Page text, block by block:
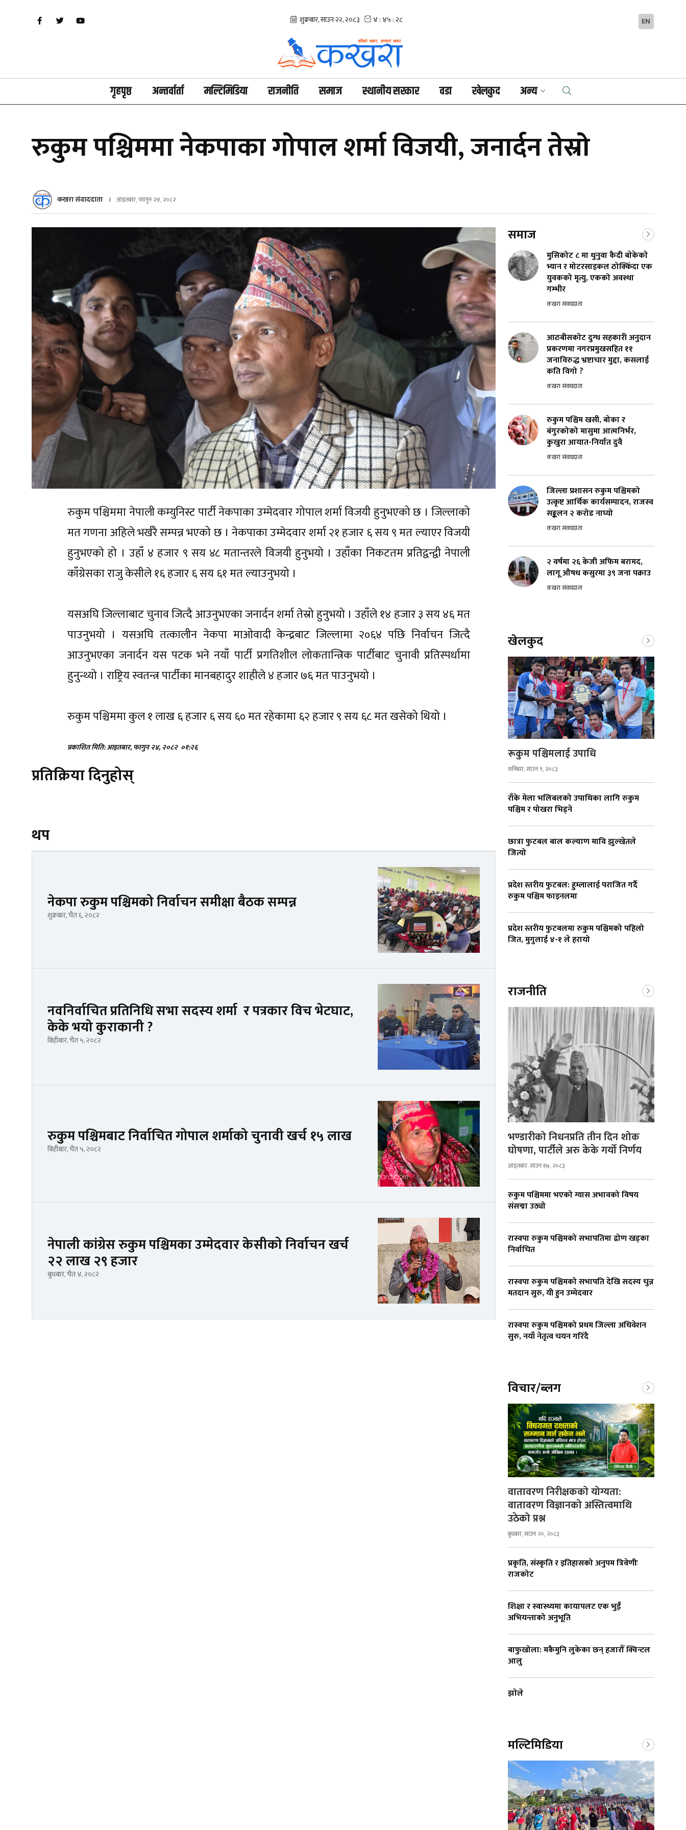
EN
गृहपृष्ठ अन्तर्वार्ता मल्टिमिडिया राजनीति समाज स्थानीय सरकार वडा खेलकुद अन्य
रुकुम पश्चिममा नेकपाका गोपाल शर्मा विजयी, जनार्दन तेस्रो
कखरा संवाददाता आइतबार, फागुन २४, २०८२
रुकुम पश्चिममा नेपाली कम्युनिस्ट पार्टी नेकपाका उम्मेदवार गोपाल शर्मा विजयी हुनुभएको छ । जिल्लाको
मत गणना अहिले भर्खरै सम्पन्न भएको छ । नेकपाका उम्मेदवार शर्मा २१ हजार ६ सय ९ मत ल्याएर विजयी
हुनुभएको हो । उहाँ ४ हजार ९ सय ४८ मतान्तरले विजयी हुनुभयो । उहाँका निकटतम प्रतिद्वन्द्वी नेपाली
काँग्रेसका राजु केसीले १६ हजार ६ सय ६१ मत ल्याउनुभयो ।
यसअघि जिल्लाबाट चुनाव जित्दै आउनुभएका जनार्दन शर्मा तेस्रो हुनुभयो । उहाँले १४ हजार ३ सय ४६ मत
पाउनुभयो । यसअघि तत्कालीन नेकपा माओवादी केन्द्रबाट जिल्लामा २०६४ पछि निर्वाचन जित्दै
आउनुभएका जनार्दन यस पटक भने नयाँ पार्टी प्रगतिशील लोकतान्त्रिक पार्टीबाट चुनावी प्रतिस्पर्धामा
हुनुन्थ्यो । राष्ट्रिय स्वतन्त्र पार्टीका मानबहादुर शाहीले ४ हजार ७६ मत पाउनुभयो ।
रुकुम पश्चिममा कुल १ लाख ६ हजार ६ सय ६० मत रहेकामा ६२ हजार ९ सय ६८ मत खसेको थियो ।
प्रकाशित मिति: आइतबार, फागुन २४, २०८२ ०१:२६
प्रतिक्रिया दिनुहोस्
थप
नेकपा रुकुम पश्चिमको निर्वाचन समीक्षा बैठक सम्पन्न
शुक्रबार, चैत ६, २०८२
नवनिर्वाचित प्रतिनिधि सभा सदस्य शर्मा र पत्रकार विच भेटघाट,
केके भयो कुराकानी ?
बिहीबार, चैत ५, २०८२
रुकुम पश्चिमबाट निर्वाचित गोपाल शर्माको चुनावी खर्च १५ लाख
बिहीबार, चैत ५, २०८२
नेपाली कांग्रेस रुकुम पश्चिमका उम्मेदवार केसीको निर्वाचन खर्च
२२ लाख २९ हजार
बुधबार, चैत ४, २०८२
समाज
मुसिकोट ८ मा थुनुवा कैदी बाेकेकाे
भ्यान र मोटरसाइकल ठोक्किँदा एक
युवकको मृत्यु, एकको अवस्था
गम्भीर
कखरा संवाददाता
आठबीसकोट दुग्ध सहकारी अनुदान
प्रकरणमा नगरप्रमुखसहित ११
जनाविरुद्ध भ्रष्टाचार मुद्दा, कसलाई
कति विगो ?
कखरा संवाददाता
रुकुम पश्चिम खसी, बोका र
बंगुरकोको मासुमा आत्मनिर्भर,
कुखुरा आयात-निर्यात दुवै
कखरा संवाददाता
जिल्ला प्रशासन रुकुम पश्चिमको
उत्कृष्ट आर्थिक कार्यसम्पादन, राजस्व
सङ्कलन २ करोड नाघ्यो
कखरा संवाददाता
२ वर्षमा २६ केजी अफिम बरामद,
लागू औषध कसुरमा ३९ जना पक्राउ
कखरा संवाददाता
खेलकुद
रूकुम पश्चिमलाई उपाधि
शनिबार, साउन ९, २०८३
राँके मेला भलिबलको उपाधिका लागि रुकुम
पश्चिम र पोखरा भिड्ने
छात्रा फुटबल बाल कल्याण मावि झुल्खेतले
जित्यो
प्रदेश स्तरीय फुटबल: हुम्लालाई पराजित गर्दै
रुकुम पश्चिम फाइनलमा
प्रदेश स्तरीय फुटबलमा रुकुम पश्चिमको पहिलो
जित, मुगुलाई ४-१ ले हरायो
राजनीति
भण्डारीको निधनप्रति तीन दिन शोक
घोषणा, पार्टीले अरु केके गर्यो निर्णय
आइतबार, साउन १७, २०८३
रुकुम पश्चिममा भएको ग्यास अभावको विषय
संसद्मा उठ्यो
रास्वपा रुकुम पश्चिमको सभापतिमा द्रोण खड्का
निर्वाचित
रास्वपा रुकुम पश्चिमको सभापति देखि सदस्य चुन्न
मतदान सुरु, यी हुन उम्मेदवार
रास्वपा रुकुम पश्चिमको प्रथम जिल्ला अधिवेशन
सुरु, नयाँ नेतृत्व चयन गरिँदै
विचार/ब्लग
वातावरण निरीक्षकको योग्यता:
वातावरण विज्ञानको अस्तित्वमाथि
उठेको प्रश्न
बुधबार, साउन २०, २०८३
प्रकृति, संस्कृति र इतिहासको अनुपम त्रिवेणीः
राजकोट
शिक्षा र स्वास्थ्यमा कायापलट एक भुईँ
अभियन्ताको अनुभूति
बाफुखोला: मकैमुनि लुकेका छन् हजारौँ क्विन्टल
आलु
झाेले
मल्टिमिडिया